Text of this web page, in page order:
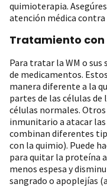
quimioterapia.
atención médica contra
Tratamiento
Para tratar la WM o
de medicamentos.
manera diferente a la
partes de las células de
células normales. Otros
inmunitario a atacar las
combinan diferentes
con la quimio). Puede
para quitar la proteína
menos espesa y
sangrado o apoplejías